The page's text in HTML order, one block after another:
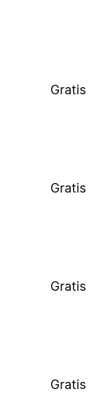
Gratis
Gratis
Gratis
Gratis